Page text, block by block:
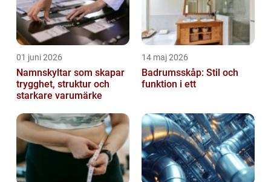
01 juni 2026
Namnskyltar som skapar
trygghet, struktur och
starkare varumärke
14 maj 2026
Badrumsskåp: Stil och
funktion i ett